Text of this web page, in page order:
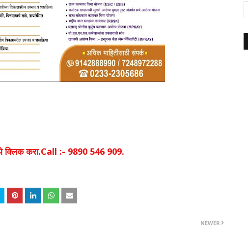
क्लिक करा.Call :- 9890 546 909.
NEWER